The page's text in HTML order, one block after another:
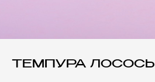
ТЕМПУРА ЛОСОСЬ